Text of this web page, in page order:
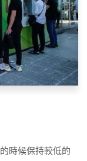
時候保持較低的